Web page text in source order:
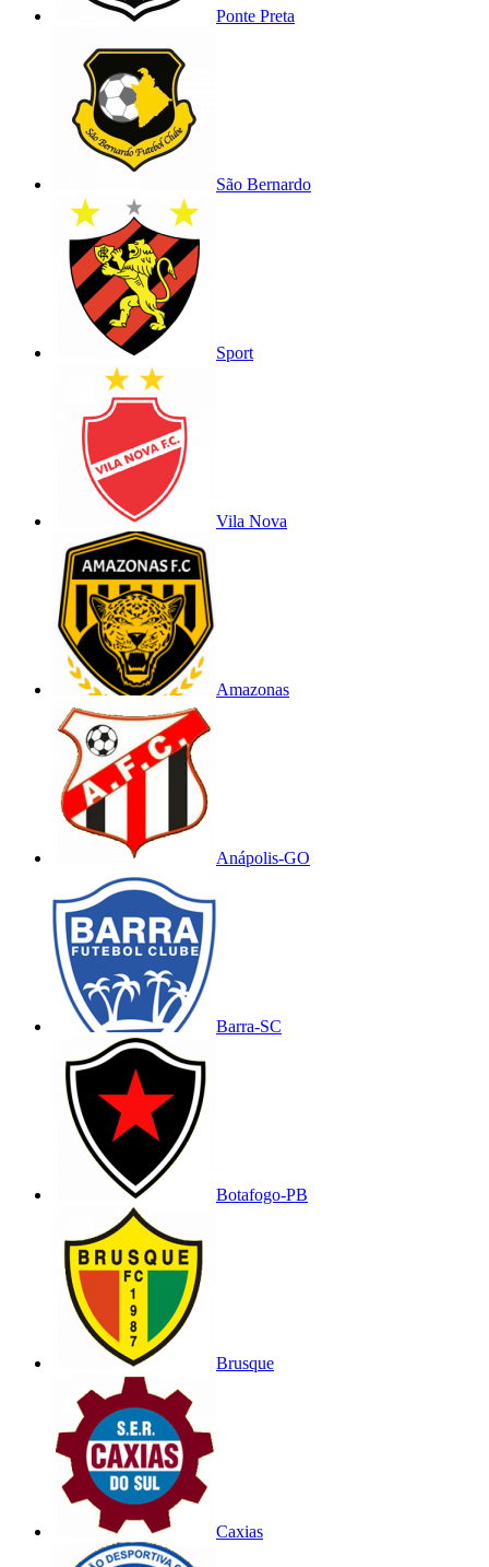
Ponte Preta
São Bernardo
Sport
Vila Nova
Amazonas
Anápolis-GO
Barra-SC
Botafogo-PB
Brusque
Caxias